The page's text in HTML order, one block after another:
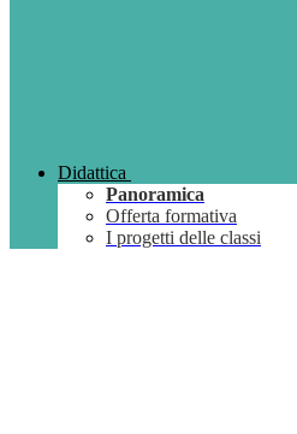
Didattica
Panoramica
Offerta formativa
I progetti delle classi